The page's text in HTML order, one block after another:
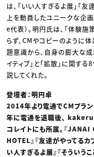
は、「いい人すぎるよ展」「
上を動員したユニークな企
e代表）。明円氏は、「体験
らず、CMやコピーのように
題意識から、自身の膨大な
イティブ」と「拡散」に関す
説してくれた。
登壇者：明円卓
2014年より電通でCMプラ
年に電通を退職後、 kakeru
コレイトにも所属。『
HOTEL』『友達がやってるカ
い人すぎるよ展』『そういう